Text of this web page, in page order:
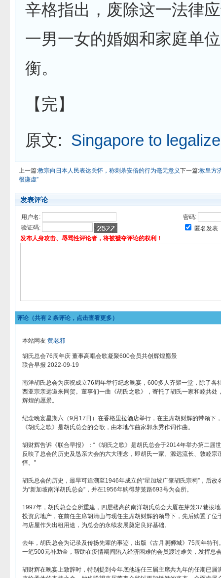
辛格指出，废除这一法律
一男一女的婚姻和家庭单
衡。
【完】
原文: Singapore to
上一篇:教宗向日本人民表达关怀，称刺杀安倍的行为毫无意义下一篇:教皇方
很谦虚”
发表评论
用户名:
密码:
验证码:
匿名发表
发布人身攻击、辱骂性评论者，将被褫夺评论的权利！
评论（共有 2 条评论，点击查看更多）
本站网友 黄老邪
胡氏总会76周年庆 董事高唱会歌凝聚600会员共创辉煌愿景
联合早报 2022-09-19
南洋胡氏总会为庆祝成立76周年举行纪念晚宴，600多人齐聚一堂，除了各
西亚宗亲远道来同贺。董事们一曲《胡氏之歌》，寄托了胡氏一家和睦共处
辉煌的愿景。
纪念晚宴星期六（9月17日）在香格里拉酒店举行，在主席胡财辉的带领下
《胡氏之歌》是胡氏总会的会歌，由本地作曲家郭永秀作词作曲。
胡财辉告诉《联合早报》：“《胡氏之歌》是胡氏总会于2014年举办第二届
反映了总会的历史及恳亲大会的六大理念，即胡氏一家、源远流长、敦睦宗
恒。”
胡氏总会的历史，最早可追溯至1946年成立的“星加坡广肇胡氏宗祠”，后改
为“新加坡南洋胡氏总会”，并在1956年购得芽笼路693号为会所。
1997年，胡氏总会会所重建，四层楼高的南洋胡氏总会大厦在芽笼37巷拔
投资房地产，在前任主席胡清山与现任主席胡财辉的领导下，先后购置了位
与店屋作为出租用途，为总会的永续发展奠定良好基础。
去年，胡氏总会为记录及传扬先辈的事迹，出版《古月照狮城》75周年特
一笔500元补助金，帮助在疫情期间陷入经济困难的会员渡过难关，发挥总
胡财辉在晚宴上致辞时，特别提到今年底他连任三届主席共九年的任期已届